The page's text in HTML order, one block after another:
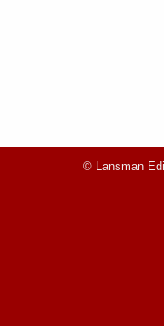
© Lansman